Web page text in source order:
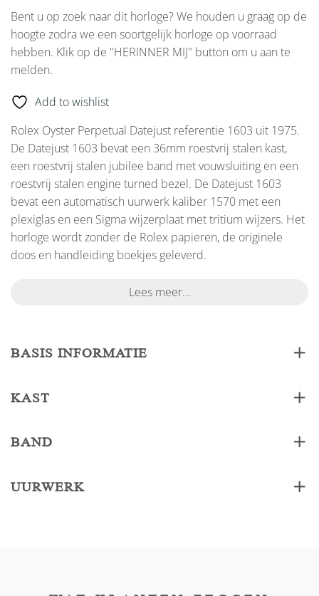
Bent u op zoek naar dit horloge? We houden u graag op de
hoogte zodra we een soortgelijk horloge op voorraad
hebben. Klik op de "HERINNER MIJ" button om u aan te
melden.
Add to wishlist
Rolex Oyster Perpetual Datejust referentie 1603 uit 1975.
De Datejust 1603 bevat een 36mm roestvrij stalen kast,
een roestvrij stalen jubilee band met vouwsluiting en een
roestvrij stalen engine turned bezel. De Datejust 1603
bevat een automatisch uurwerk kaliber 1570 met een
plexiglas en een Sigma wijzerplaat met tritium wijzers. Het
horloge wordt zonder de Rolex papieren, de originele
doos en handleiding boekjes geleverd.
Lees meer...
BASIS INFORMATIE
KAST
BAND
UURWERK